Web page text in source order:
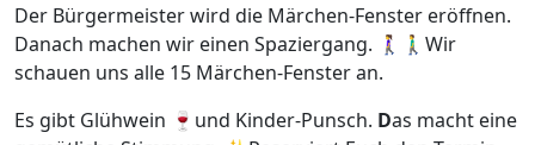
Der Bürgermeister wird die Märchen-Fenster eröffnen.
Danach machen wir einen Spaziergang. 🚶‍♀️🚶‍♂️Wir
schauen uns alle 15 Märchen-Fenster an.
Es gibt Glühwein 🍷und Kinder-Punsch. Das macht eine